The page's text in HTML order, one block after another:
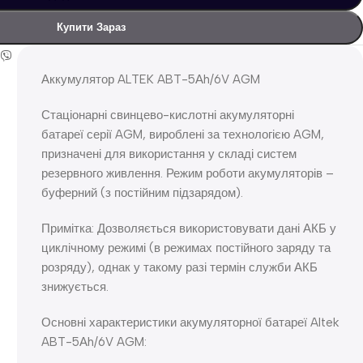
Купити Зараз
Аккумулятор ALTEK ABT-5Аh/6V AGM
Стаціонарні свинцево-кислотні акумуляторні
батареї серії AGM, вироблені за технологією AGM,
призначені для використання у складі систем
резервного живлення. Режим роботи акумуляторів –
буферний (з постійним підзарядом).
Примітка: Дозволяється використовувати дані АКБ у
циклічному режимі (в режимах постійного заряду та
розряду), однак у такому разі термін служби АКБ
знижується.
Основні характеристики акумуляторної батареї Altek
ABT-5Аh/6V AGM: